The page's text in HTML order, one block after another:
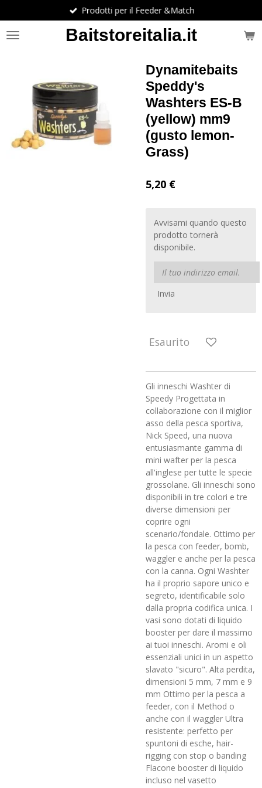
al
contenuto
Baitstoreitalia.it
Prodotti per il Feeder &Match
Dynamitebaits
Speddy's
Washters ES-B
(yellow) mm9
(gusto lemon-
Grass)
5,20 €
Avvisami quando questo
prodotto tornerà
disponibile.
Invia
Esaurito
Gli inneschi Washter di
Speedy Progettata in
collaborazione con il miglior
asso della pesca sportiva,
Nick Speed, una nuova
entusiasmante gamma di
mini wafter per la pesca
all'inglese per tutte le specie
grossolane. Gli inneschi sono
disponibili in tre colori e tre
diverse dimensioni per
coprire ogni
scenario/fondale. Ottimo per
la pesca con feeder, bomb,
waggler e anche per la pesca
con la canna. Ogni Washter
ha il proprio sapore unico e
segreto, identificabile solo
dalla propria codifica unica. I
vasi sono dotati di liquido
booster per dare il massimo
ai tuoi inneschi. Aromi e oli
essenziali unici in un aspetto
slavato "sicuro". Alta perdita,
dimensioni 5 mm, 7 mm e 9
mm Ottimo per la pesca a
feeder, con il Method o
anche con il waggler Ultra
resistente: perfetto per
spuntoni di esche, hair-
rigging con stop o banding
Flacone booster di liquido
incluso nel vasetto